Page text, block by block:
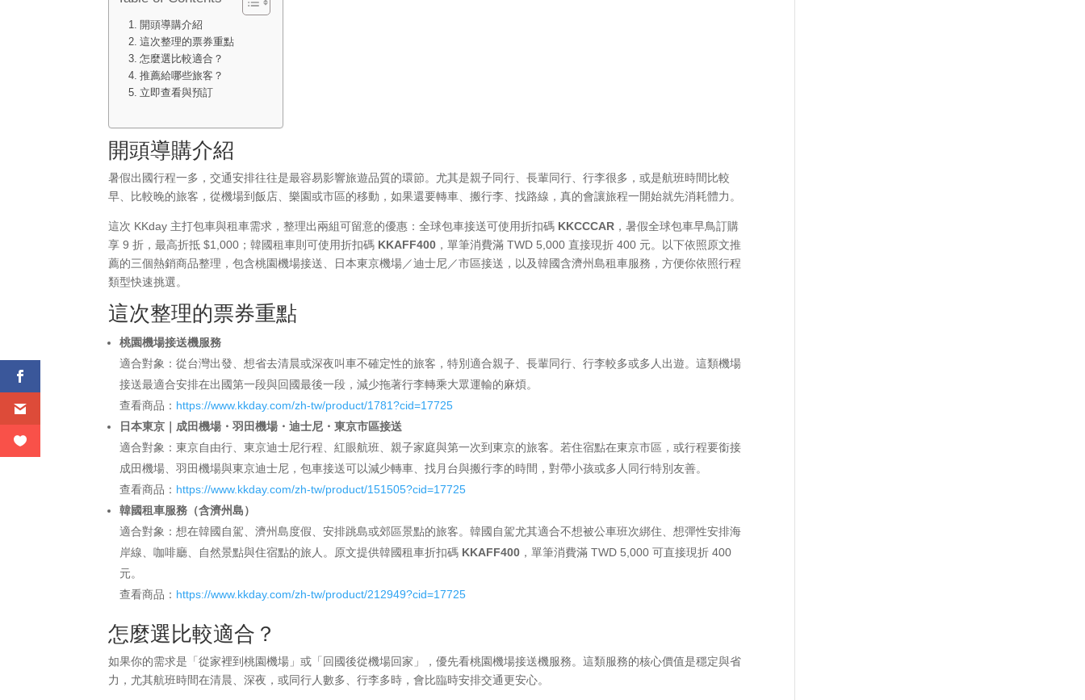
開頭導購介紹
這次整理的票券重點
怎麼選比較適合？
推薦給哪些旅客？
立即查看與預訂
開頭導購介紹
暑假出國行程一多，交通安排往往是最容易影響旅遊品質的環節。尤其是親子同行、長輩同行、行李很多，或是航班時間比較
早、比較晚的旅客，從機場到飯店、樂園或市區的移動，如果還要轉車、搬行李、找路線，真的會讓旅程一開始就先消耗體力。
這次 KKday 主打包車與租車需求，整理出兩組可留意的優惠：全球包車接送可使用折扣碼 KKCCCAR ，暑假全球包車早鳥訂購
享 9 折，最高折抵 $1,000；韓國租車則可使用折扣碼 KKAFF400 ，單筆消費滿 TWD 5,000 直接現折 400 元。以下依照原文推
薦的三個熱銷商品整理，包含桃園機場接送、日本東京機場／迪士尼／市區接送，以及韓國含濟州島租車服務，方便你依照行程
類型快速挑選。
這次整理的票券重點
桃園機場接送機服務
適合對象：從台灣出發、想省去清晨或深夜叫車不確定性的旅客，特別適合親子、長輩同行、行李較多或多人出遊。這類機場
接送最適合安排在出國第一段與回國最後一段，減少拖著行李轉乘大眾運輸的麻煩。
查看商品： https://www.kkday.com/zh-tw/product/1781?cid=17725
日本東京｜成田機場・羽田機場・迪士尼・東京市區接送
適合對象：東京自由行、東京迪士尼行程、紅眼航班、親子家庭與第一次到東京的旅客。若住宿點在東京市區，或行程要銜接
成田機場、羽田機場與東京迪士尼，包車接送可以減少轉車、找月台與搬行李的時間，對帶小孩或多人同行特別友善。
查看商品： https://www.kkday.com/zh-tw/product/151505?cid=17725
韓國租車服務（含濟州島）
適合對象：想在韓國自駕、濟州島度假、安排跳島或郊區景點的旅客。韓國自駕尤其適合不想被公車班次綁住、想彈性安排海
岸線、咖啡廳、自然景點與住宿點的旅人。原文提供韓國租車折扣碼 KKAFF400 ，單筆消費滿 TWD 5,000 可直接現折 400
元。
查看商品： https://www.kkday.com/zh-tw/product/212949?cid=17725
怎麼選比較適合？
如果你的需求是「從家裡到桃園機場」或「回國後從機場回家」，優先看桃園機場接送機服務。這類服務的核心價值是穩定與省
力，尤其航班時間在清晨、深夜，或同行人數多、行李多時，會比臨時安排交通更安心。